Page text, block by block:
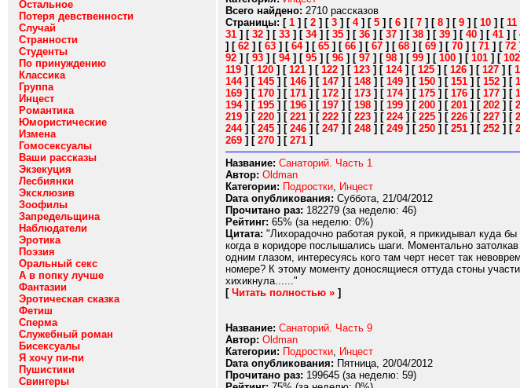
Остальное
Потеря девственности
Случай
Странности
Студенты
По принуждению
Классика
Группа
Инцест
Романтика
Юмористические
Измена
Гомосексуалы
Ваши рассказы
Экзекуция
Лесбиянки
Эксклюзив
Зоофилы
Запредельщина
Наблюдатели
Эротика
Поэзия
Оральный секс
А в попку лучше
Фантазии
Эротическая сказка
Фетиш
Сперма
Служебный роман
Бисексуалы
Я хочу пи-пи
Пушистики
Свингеры
Всего найдено: 2710 рассказов
Страницы: [ 1 ] [ 2 ] [ 3 ] [ 4] [ 5 ] [ 6 ] [ 7 ] [ 8 ] [ 9 ] [ 10 ] [ 11
31 ] [ 32 ] [ 33 ] [ 34] [ 35 ] [ 36 ] [ 37 ] [ 38 ] [ 39 ] [ 40 ] [ 41 ] [
] [ 62 ] [ 63 ] [ 64] [ 65 ] [ 66 ] [ 67 ] [ 68 ] [ 69 ] [ 70 ] [ 71 ] [ 72 ]
92 ] [ 93 ] [ 94] [ 95 ] [ 96 ] [ 97 ] [ 98 ] [ 99 ] [ 100 ] [ 101 ] [ 102
119 ] [ 120 ] [ 121 ] [ 122 ] [ 123 ] [ 124] [ 125 ] [ 126 ] [ 127 ] [
144] [ 145 ] [ 146 ] [ 147 ] [ 148 ] [ 149 ] [ 150 ] [ 151 ] [ 152 ] [
169 ] [ 170 ] [ 171 ] [ 172 ] [ 173 ] [ 174] [ 175 ] [ 176 ] [ 177 ] [
194] [ 195 ] [ 196 ] [ 197 ] [ 198 ] [ 199 ] [ 200 ] [ 201 ] [ 202 ] [
219 ] [ 220 ] [ 221 ] [ 222 ] [ 223 ] [ 224] [ 225 ] [ 226 ] [ 227 ] [
244] [ 245 ] [ 246 ] [ 247 ] [ 248 ] [ 249 ] [ 250 ] [ 251 ] [ 252 ] [
269 ] [ 270 ] [ 271 ]
Название: Санаторий. Часть 1
Автор: Oldman
Категории: Подростки, Инцест
Dата опубликования: Суббота, 21/04/2012
Прочитано раз: 182279 (за неделю: 46)
Рейтинг: 65% (за неделю: 0%)
Цитата: "Лихорадочно работая рукой, я прикидывал куда
когда в коридоре послышались шаги. Моментально
одним глазом, интересуясь кого там черт несет так
номере? К этому моменту доносящиеся оттуда стоны
хихикнула......"
[ Читать полностью » ]
Название: Санаторий. Часть 9
Автор: Oldman
Категории: Подростки, Инцест
Dата опубликования: Пятница, 20/04/2012
Прочитано раз: 199645 (за неделю: 59)